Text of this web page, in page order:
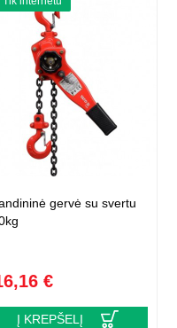
gervė su svertu
€
Į KREPŠELĮ